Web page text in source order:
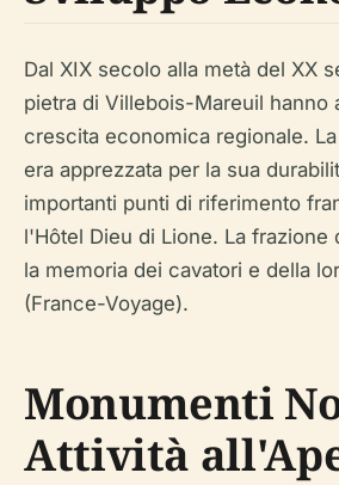
Dal XIX secolo alla metà del XX
pietra di Villebois-Mareuil hanno
crescita economica regionale.
era apprezzata per la sua
importanti punti di riferimento
l'Hôtel Dieu di Lione. La frazione
la memoria dei cavatori e della
(France-Voyage).
Monumenti
Attività